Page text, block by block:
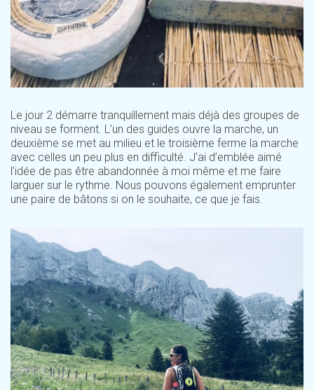
Le jour 2 démarre tranquillement mais déjà des groupes de
niveau se forment. L’un des guides ouvre la marche, un
deuxième se met au milieu et le troisième ferme la marche
avec celles un peu plus en difficulté. J’ai d’emblée aimé
l’idée de pas être abandonnée à moi même et me faire
larguer sur le rythme. Nous pouvons également emprunter
une paire de bâtons si on le souhaite, ce que je fais.